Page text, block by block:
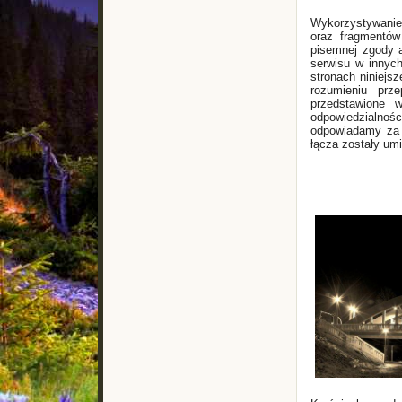
oraz
pisemnej zgody
serwisu w
stronach
rozumieniu
przedstawione
odpowiadamy
łącza zostały